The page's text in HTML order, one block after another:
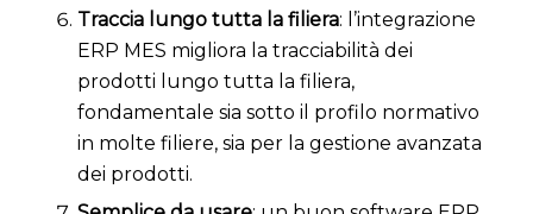
Traccia lungo tutta la filiera: l’integrazione
ERP MES migliora la tracciabilità dei
prodotti lungo tutta la filiera,
fondamentale sia sotto il profilo normativo
in molte filiere, sia per la gestione avanzata
dei prodotti.